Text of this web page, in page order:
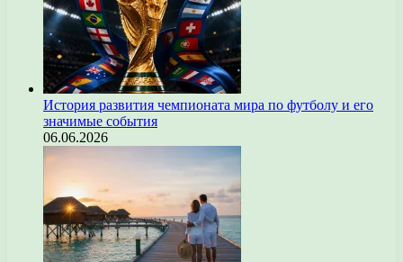
История развития чемпионата мира по футболу и его
значимые события
06.06.2026